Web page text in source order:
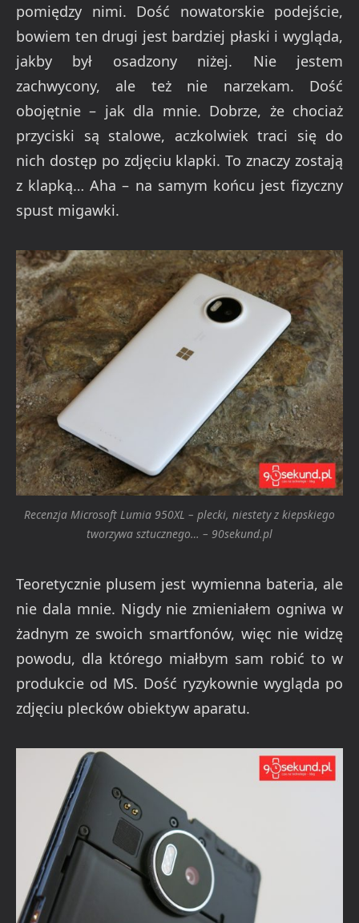
pomiędzy nimi. Dość nowatorskie podejście,
bowiem ten drugi jest bardziej płaski i wygląda,
jakby był osadzony niżej. Nie jestem
zachwycony, ale też nie narzekam. Dość
obojętnie – jak dla mnie. Dobrze, że chociaż
przyciski są stalowe, aczkolwiek traci się do
nich dostęp po zdjęciu klapki. To znaczy zostają
z klapką… Aha – na samym końcu jest fizyczny
spust migawki.
Recenzja Microsoft Lumia 950XL – plecki, niestety z kiepskiego
tworzywa sztucznego… – 90sekund.pl
Teoretycznie plusem jest wymienna bateria, ale
nie dala mnie. Nigdy nie zmieniałem ogniwa w
żadnym ze swoich smartfonów, więc nie widzę
powodu, dla którego miałbym sam robić to w
produkcie od MS. Dość ryzykownie wygląda po
zdjęciu plecków obiektyw aparatu.